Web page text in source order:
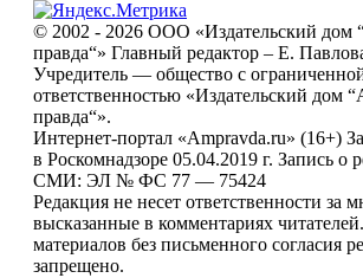
© 2002 - 2026 ООО «Издательский дом
правда“» Главный редактор – Е.
Учредитель — общество с
ответственностью «Издательский дом
правда“».
Интернет-портал «Ampravda.ru» (16+)
в Роскомнадзоре 05.04.2019 г. Запись о
СМИ: ЭЛ № ФС 77 — 75424
Редакция не несет ответственности за
высказанные в комментариях
материалов без письменного согласия
запрещено.